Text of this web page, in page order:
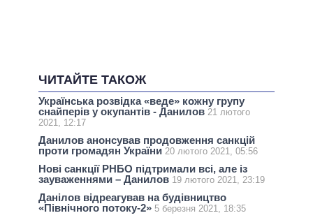
ЧИТАЙТЕ ТАКОЖ
Українська розвідка «веде» кожну групу
снайперів у окупантів - Данилов 21 лютого
2021, 12:17
Данилов анонсував продовження санкцій
проти громадян України 20 лютого 2021, 05:56
Нові санкції РНБО підтримали всі, але із
зауваженнями – Данилов 19 лютого 2021, 23:19
Данілов відреагував на будівництво
«Північного потоку-2» 5 березня 2021, 18:35